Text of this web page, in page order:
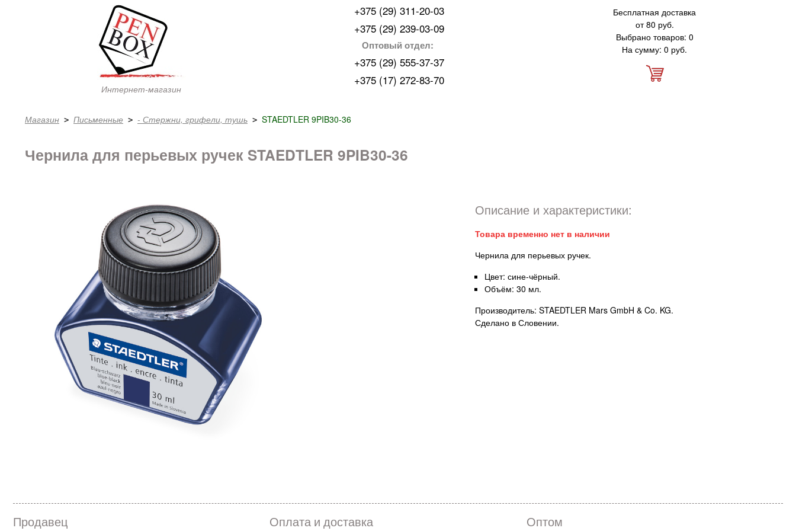
Интернет-магазин
+375 (29) 311-20-03
+375 (29) 239-03-09
Оптовый отдел:
+375 (29) 555-37-37
+375 (17) 272-83-70
Бесплатная доставка
от 80 руб.
Выбрано товаров: 0
На сумму: 0 руб.
Магазин > Письменные > - Стержни, грифели, тушь > STAEDTLER 9PIB30-36
Чернила для перьевых ручек STAEDTLER 9PIB30-36
Описание и характеристики:
Товара временно нет в наличии
Чернила для перьевых ручек.
Цвет: сине-чёрный.
Объём: 30 мл.
Производитель: STAEDTLER Mars GmbH & Co. KG.
Сделано в Словении.
Продавец Оплата и доставка Оптом